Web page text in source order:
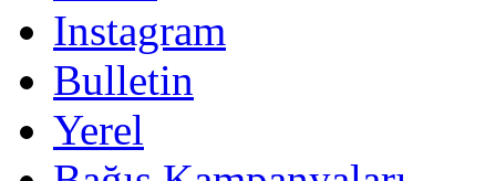
Instagram
Bulletin
Yerel